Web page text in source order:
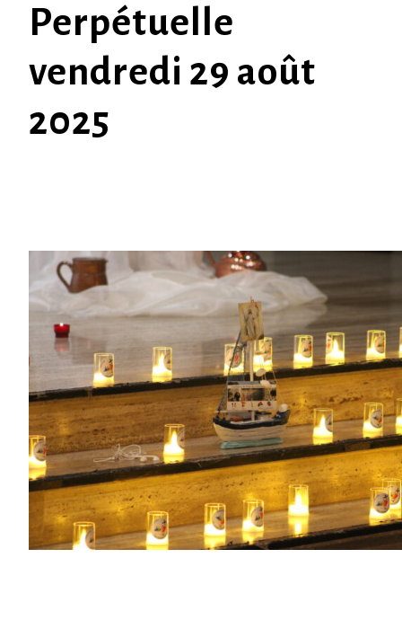
Perpétuelle
vendredi 29 août
2025